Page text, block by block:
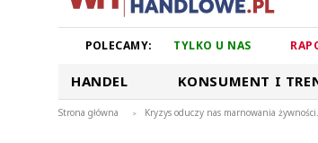
POLECAMY: TYLKO U NAS
HANDEL KONSUMENT I
Strona główna > Kryzys oduczy nas marnowania